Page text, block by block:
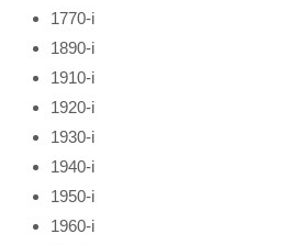
1770-і
1890-і
1910-і
1920-і
1930-і
1940-і
1950-і
1960-і